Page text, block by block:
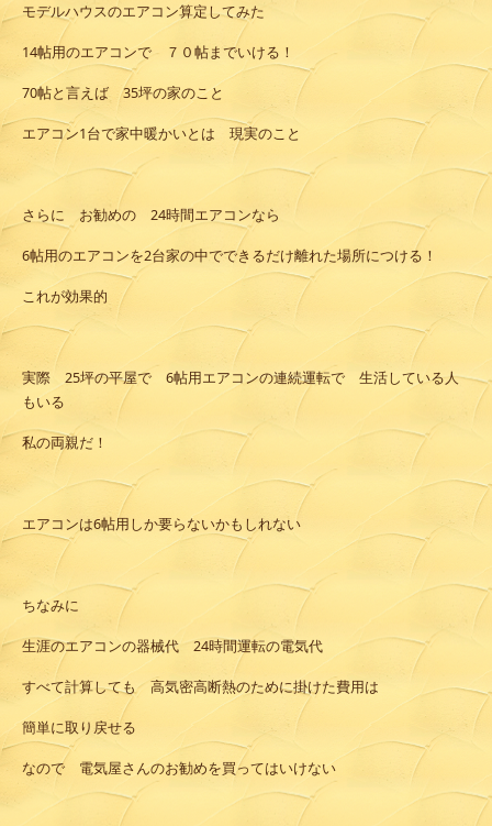
モデルハウスのエアコン算定してみた
14帖用のエアコンで ７０帖までいける！
70帖と言えば 35坪の家のこと
エアコン1台で家中暖かいとは 現実のこと
さらに お勧めの 24時間エアコンなら
6帖用のエアコンを2台家の中でできるだけ離れた場所につける！
これが効果的
実際 25坪の平屋で 6帖用エアコンの連続運転で 生活している人
もいる
私の両親だ！
エアコンは6帖用しか要らないかもしれない
ちなみに
生涯のエアコンの器械代 24時間運転の電気代
すべて計算しても 高気密高断熱のために掛けた費用は
簡単に取り戻せる
なので 電気屋さんのお勧めを買ってはいけない